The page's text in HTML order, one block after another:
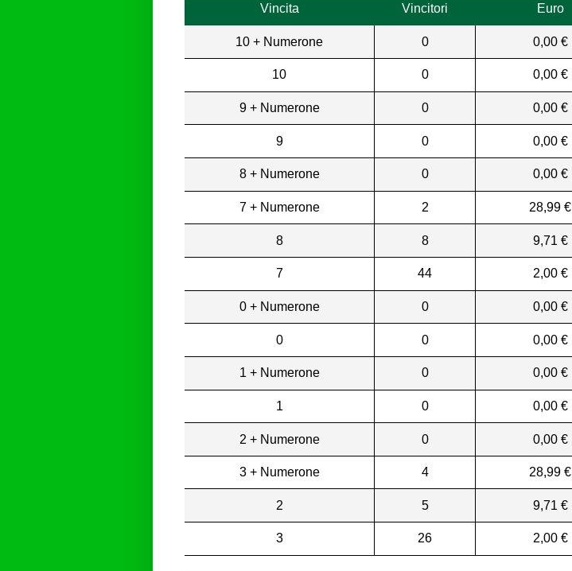
Vincita Vincitori Euro
10 + Numerone 0 0,00 €
10 0 0,00 €
9 + Numerone 0 0,00 €
9 0 0,00 €
8 + Numerone 0 0,00 €
7 + Numerone 2 28,99 €
8 8 9,71 €
7 44 2,00 €
0 + Numerone 0 0,00 €
0 0 0,00 €
1 + Numerone 0 0,00 €
1 0 0,00 €
2 + Numerone 0 0,00 €
3 + Numerone 4 28,99 €
2 5 9,71 €
3 26 2,00 €